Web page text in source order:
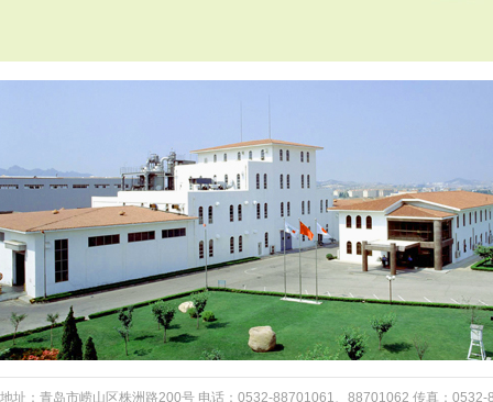
地址：青岛市崂山区株洲路200号 电话：0532-88701061、88701062 传真：